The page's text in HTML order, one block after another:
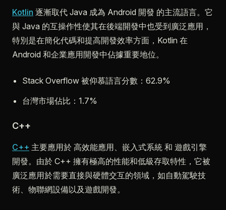
Kotlin 逐漸取代 Java 成為 Android 開發 的主流語言。它
與 Java 的互操作性使其在後端開發中也受到廣泛應用，
特別是在簡化代碼和提高開發效率方面，Kotlin 在
Android 和企業應用開發中佔據重要地位。
Stack Overflow 被仰慕語言分數：62.9%
台灣市場佔比：1.7%
C++
C++ 主要應用於 高效能應用、嵌入式系統 和 遊戲引擎
開發。由於 C++ 擁有極高的性能和低級存取特性，它被
廣泛應用於需要直接與硬體交互的領域，如自動駕駛技
術、物聯網設備以及遊戲開發。